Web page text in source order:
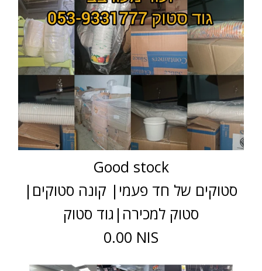
Good stock
סטוקים של חד פעמי| קונה סטוקים|
סטוק למכירה|גוד סטוק
0.00 NIS